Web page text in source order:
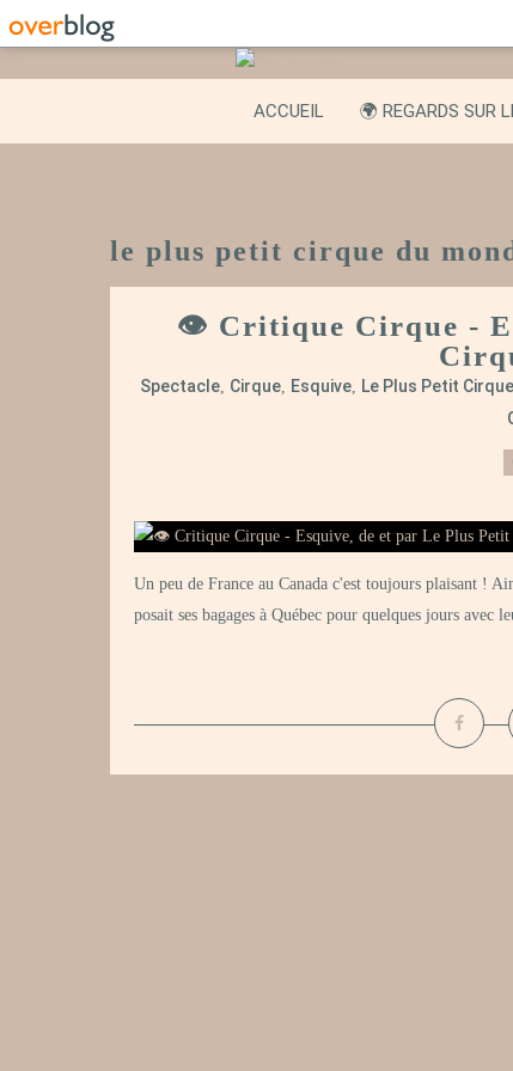
ACCUEIL 🌍 REGARDS SUR
le plus petit cirque du
👁️ Critique Cirque -
Spectacle, Cirque, Esquive, Le Plus Petit
Un peu de France au Canada c'est toujours plaisant !
posait ses bagages à Québec pour quelques jours